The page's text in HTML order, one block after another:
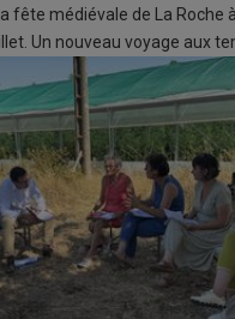
fête médiévale de La Roche
Un nouveau voyage aux